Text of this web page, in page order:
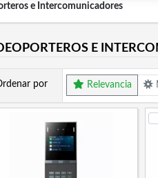
e Intercomunicadores
E
por Relevancia